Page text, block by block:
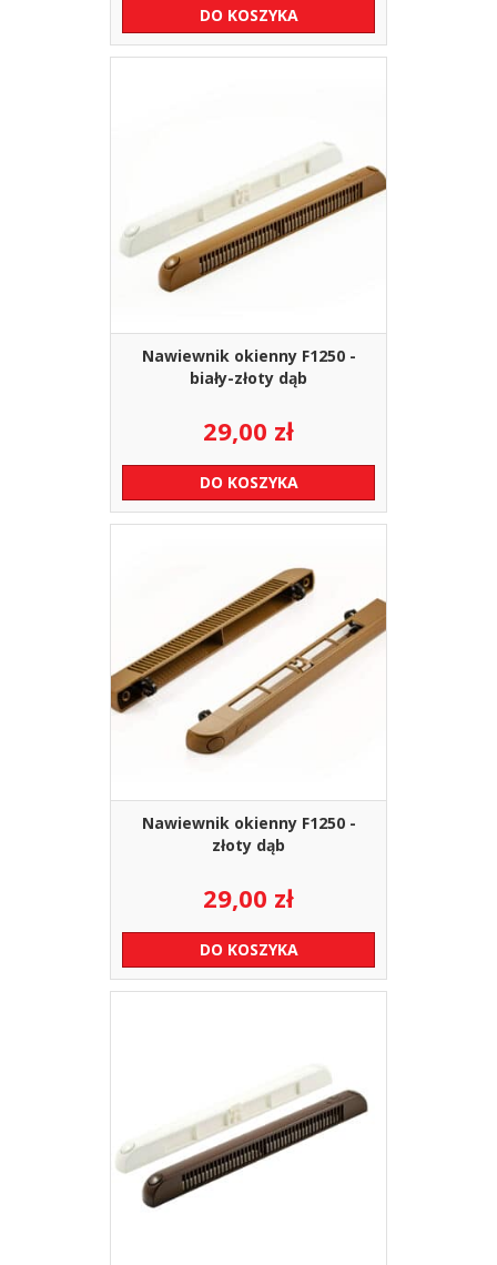
DO KOSZYKA
Nawiewnik okienny F1250 -
biały-złoty dąb
29,00 zł
DO KOSZYKA
Nawiewnik okienny F1250 -
złoty dąb
29,00 zł
DO KOSZYKA